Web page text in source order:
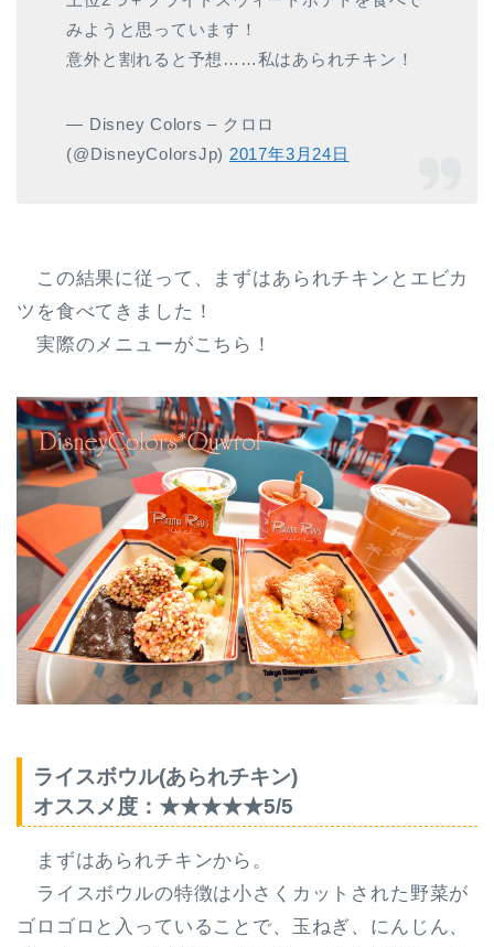
みようと思っています！
意外と割れると予想……私はあられチキン！
— Disney Colors – クロロ
(@DisneyColorsJp) 2017年3月24日
この結果に従って、まずはあられチキンとエビカ
ツを食べてきました！
実際のメニューがこちら！
ライスボウル(あられチキン)
オススメ度：★★★★★5/5
まずはあられチキンから。
ライスボウルの特徴は小さくカットされた野菜が
ゴロゴロと入っている ことで、玉ねぎ、にんじん、